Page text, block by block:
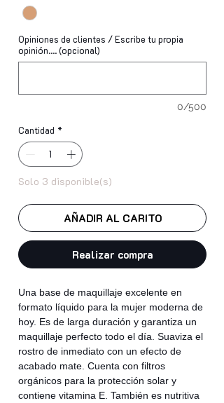
Opiniones de clientes / Escribe tu propia
opinión.... (opcional)
0/500
Cantidad *
Solo 3 disponible(s)
AÑADIR AL CARITO
Realizar compra
Una base de maquillaje excelente en
formato líquido para la mujer moderna de
hoy. Es de larga duración y garantiza un
maquillaje perfecto todo el día. Suaviza el
rostro de inmediato con un efecto de
acabado mate. Cuenta con filtros
orgánicos para la protección solar y
contiene vitamina E. También es nutritiva